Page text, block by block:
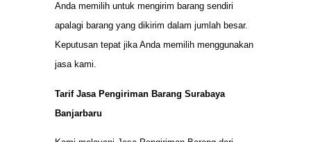
Anda memilih untuk mengirim barang sendiri
apalagi barang yang dikirim dalam jumlah besar.
Keputusan tepat jika Anda memilih menggunakan
jasa kami.
Tarif Jasa Pengiriman Barang Surabaya
Banjarbaru